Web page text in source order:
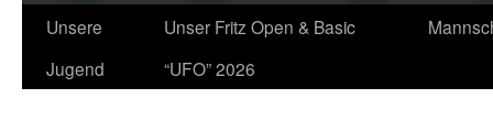
Zum
Inhalt
Unsere
Jugend
Unser Fritz Open & Basic
“UFO” 2026